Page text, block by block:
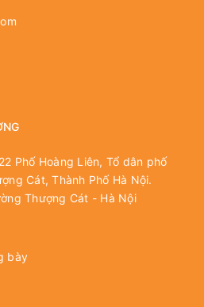
Phố Hoàng Liên, Tổ dân phố
Cát, Thành Phố Hà Nội.
Thượng Cát - Hà Nội
bày